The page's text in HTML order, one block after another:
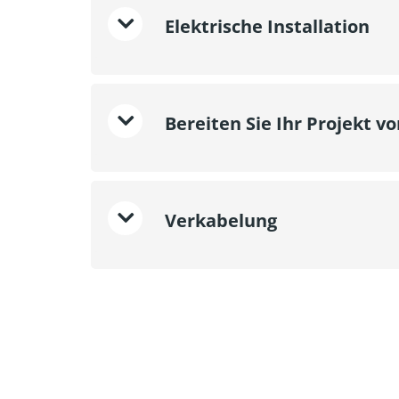
Elektrische Installation
Bereiten Sie Ihr Projekt
Verkabelung